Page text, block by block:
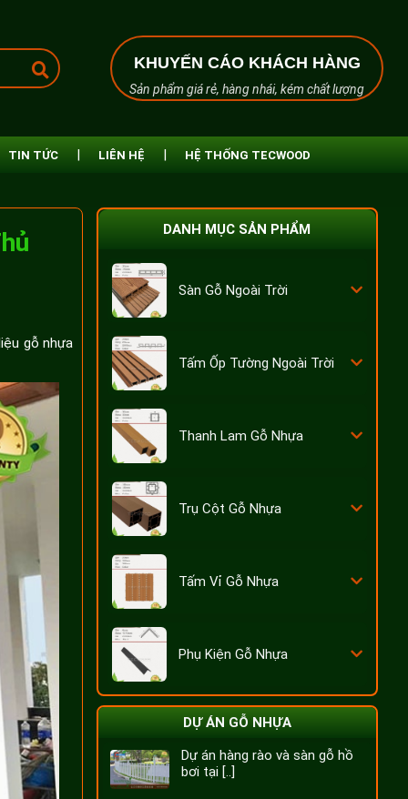
KHUYẾN CÁO KHÁCH HÀNG
Sản phẩm giá rẻ, hàng nhái, kém chất lượng
TIN TỨC LIÊN HỆ HỆ THỐNG TECWOOD
gỗ nhựa
DANH MỤC SẢN PHẨM
Sàn Gỗ Ngoài Trời
Tấm Ốp Tường Ngoài Trời
Thanh Lam Gỗ Nhựa
Trụ Cột Gỗ Nhựa
Tấm Vỉ Gỗ Nhựa
Phụ Kiện Gỗ Nhựa
DỰ ÁN GỖ NHỰA
Dự án hàng rào và sàn gỗ hồ
bơi tại [..]